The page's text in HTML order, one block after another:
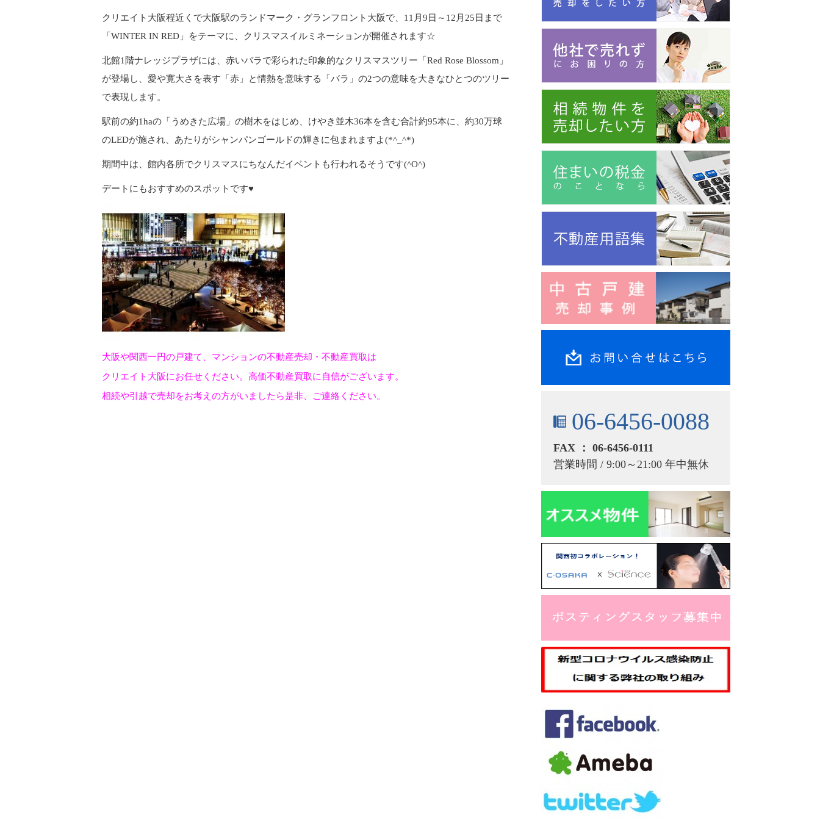
クリエイト大阪程近くで大阪駅のランドマーク・グランフロント大阪で、11月9日～12月25日まで
「WINTER IN RED」をテーマに、クリスマスイルミネーションが開催されます☆
北館1階ナレッジプラザには、赤いバラで彩られた印象的なクリスマスツリー「Red Rose Blossom」
が登場し、愛や寛大さを表す「赤」と情熱を意味する「バラ」の2つの意味を大きなひとつのツリー
で表現します。
駅前の約1haの「うめきた広場」の樹木をはじめ、けやき並木36本を含む合計約95本に、約30万球
のLEDが施され、あたりがシャンパンゴールドの輝きに包まれますよ(*^_^*)
期間中は、館内各所でクリスマスにちなんだイベントも行われるそうです(^O^)
デートにもおすすめのスポットです♥
大阪や関西一円の戸建て、マンションの不動産売却・不動産買取は
クリエイト大阪にお任せください。高価不動産買取に自信がございます。
相続や引越で売却をお考えの方がいましたら是非、ご連絡ください。
06-6456-0088
FAX ： 06-6456-0111
営業時間 / 9:00～21:00 年中無休